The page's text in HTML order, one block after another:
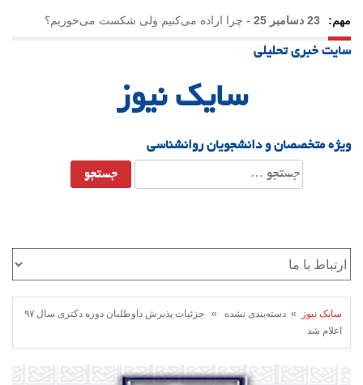
مهم: 23 دسامبر 25 - چرا اراده می‌کنیم ولی شکست می‌خوریم؟
21 دسامبر 25
سایت خبری تحلیلی
سایک نیوز
ویژه متخصصان و دانشجویان روانشناسی
جستجو
برای:
سایک نیوز
» دسته‌بندی نشده » جزئیات پذیرش داوطلبان دوره دکتری سال ۹۷
اعلام شد